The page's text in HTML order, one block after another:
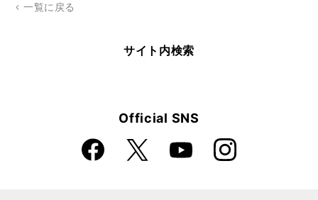
一覧に戻る
サイト内検索
Official SNS
Faceboo
k
X YouTube Instagra
m